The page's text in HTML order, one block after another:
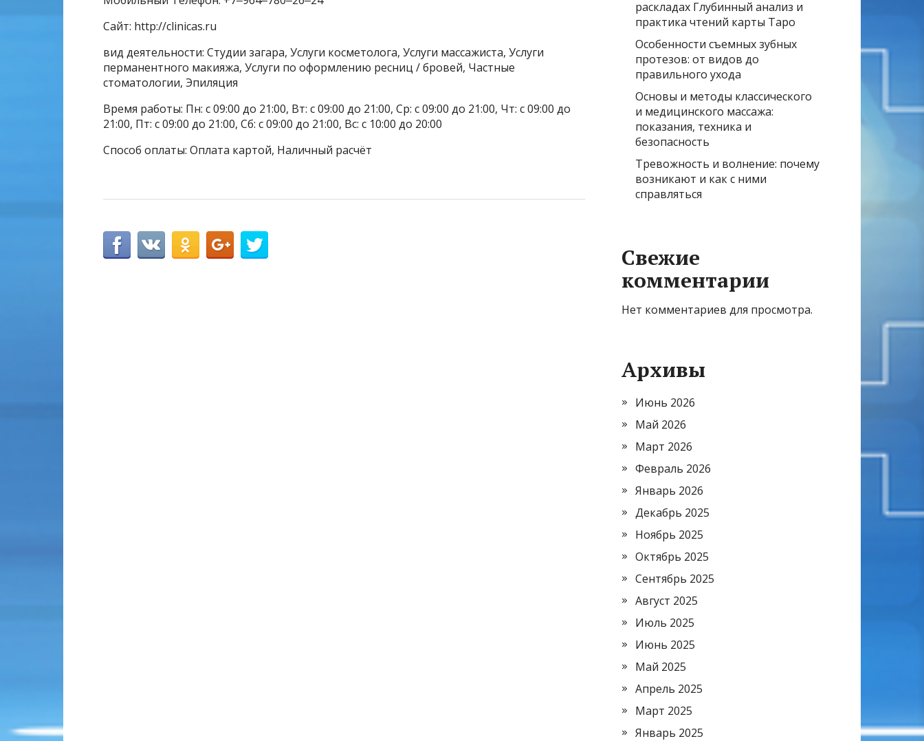
Сайт: http://clinicas.ru
вид деятельности: Студии загара, Услуги косметолога, Услуги массажиста, Услуги
перманентного макияжа, Услуги по оформлению ресниц / бровей, Частные
стоматологии, Эпиляция
Время работы: Пн: с 09:00 до 21:00, Вт: с 09:00 до 21:00, Ср: с 09:00 до 21:00, Чт: с 09:00 до
21:00, Пт: с 09:00 до 21:00, Сб: с 09:00 до 21:00, Вс: с 10:00 до 20:00
Способ оплаты: Оплата картой, Наличный расчёт
раскладах Глубинный анализ и
практика чтений карты Таро
Особенности съемных зубных
протезов: от видов до
правильного ухода
Основы и методы классического
и медицинского массажа:
показания, техника и
безопасность
Тревожность и волнение: почему
возникают и как с ними
справляться
Свежие
комментарии
Нет комментариев для просмотра.
Архивы
Июнь 2026
Май 2026
Март 2026
Февраль 2026
Январь 2026
Декабрь 2025
Ноябрь 2025
Октябрь 2025
Сентябрь 2025
Август 2025
Июль 2025
Июнь 2025
Май 2025
Апрель 2025
Март 2025
Январь 2025